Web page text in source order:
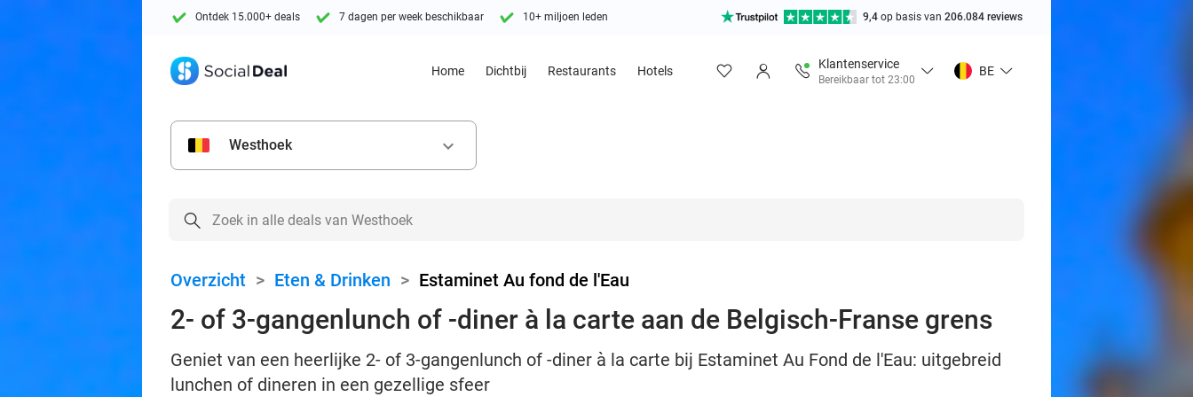
Ontdek 15.000+ deals 7 dagen per week beschikbaar 10+ miljoen leden 9,4 op basis van 206.084 reviews
Home Dichtbij Restaurants Hotels
Klantenservice
Bereikbaar tot 23:00
BE
Westhoek keyboard_arrow_down
Overzicht > Eten & Drinken > Estaminet Au fond de l'Eau
2- of 3-gangenlunch of -diner à la carte aan de Belgisch-Franse grens
Geniet van een heerlijke 2- of 3-gangenlunch of -diner à la carte bij Estaminet Au Fond de l'Eau: uitgebreid
lunchen of dineren in een gezellige sfeer